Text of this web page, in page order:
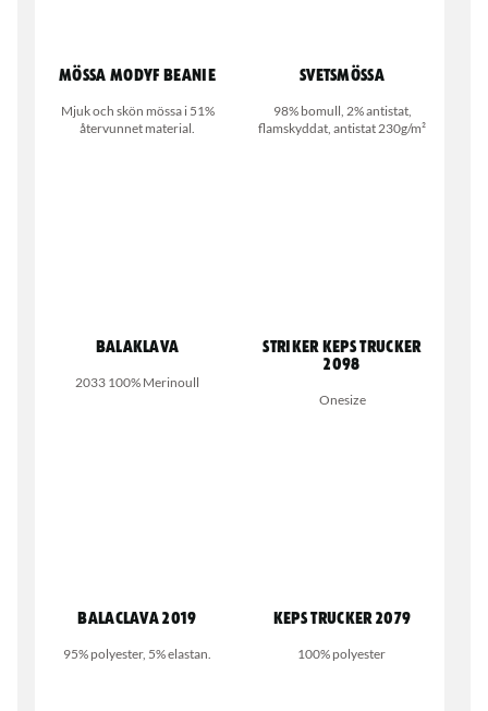
Mössa MODYF beanie
Mjuk och skön mössa i 51%
återvunnet material.
Svetsmössa
98% bomull, 2% antistat,
flamskyddat, antistat 230g/m²
Balaklava
2033 100% Merinoull
STRIKER Keps Trucker
2098
Onesize
Balaclava 2019
95% polyester, 5% elastan.
Keps Trucker 2079
100% polyester